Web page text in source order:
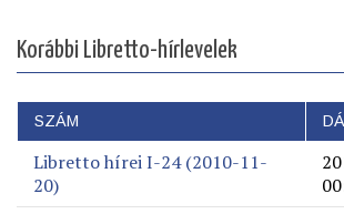
Korábbi Libretto-hírlevelek
SZÁM
Libretto hírei I-24 (2010-11-
20)